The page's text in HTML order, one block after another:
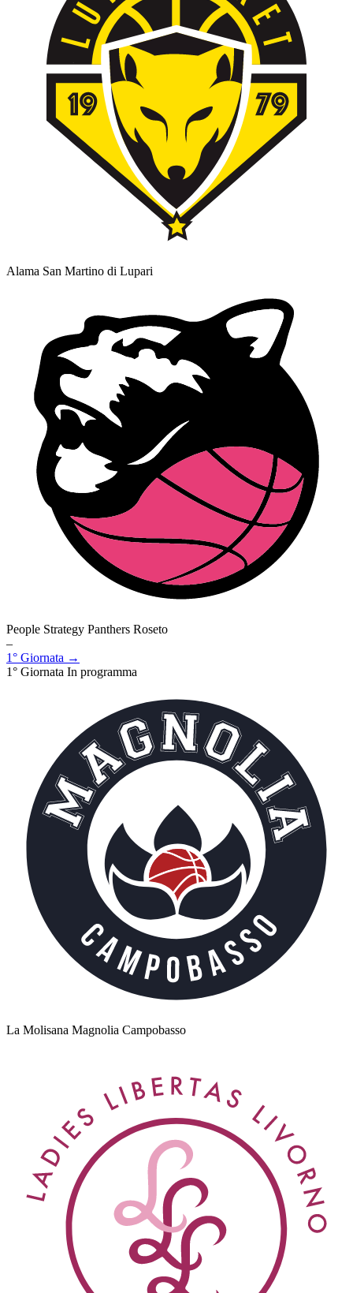
Alama San Martino di Lupari
People Strategy Panthers Roseto
–
1° Giornata →
1° Giornata In programma
La Molisana Magnolia Campobasso